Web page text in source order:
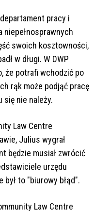
pracy i
niepełnosprawnych
swoich kosztowności,
w długi. W DWP
że potrafi wchodzić po
rąk może podjąć pracę
się nie należy.
Law Centre
Julius wygrał
będzie musiał zwrócić
urzędu
to "biurowy błąd".
Law Centre